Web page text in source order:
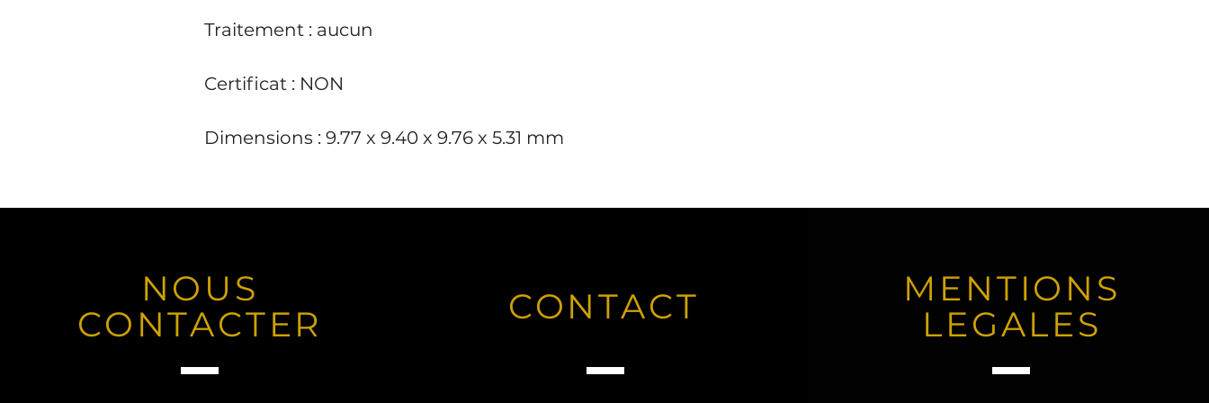
Traitement : aucun
Certificat : NON
Dimensions : 9.77 x 9.40 x 9.76 x 5.31 mm
NOUS
CONTACTER
CONTACT
MENTIONS
LEGALES